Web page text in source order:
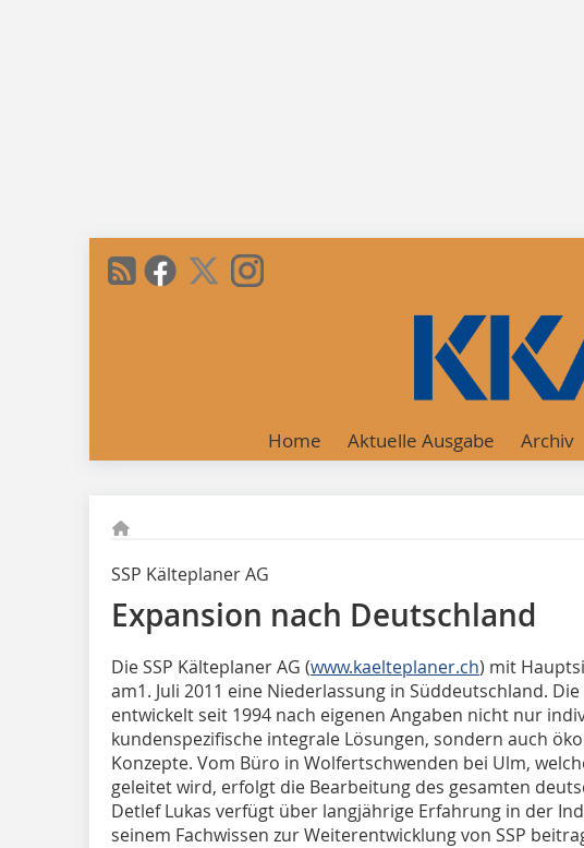
Home Aktuelle Ausgabe Archiv
SSP Kälteplaner AG
Expansion nach Deutschland
Die SSP Kälteplaner AG (www.kaelteplaner.ch) mit
am1. Juli 2011 eine Niederlassung in Süddeutschland. Die
entwickelt seit 1994 nach eigenen Angaben nicht nur
kundenspezifische integrale Lösungen, sondern auch
Konzepte. Vom Büro in Wolfertschwenden bei Ulm,
geleitet wird, erfolgt die Bearbeitung des gesamten
Detlef Lukas verfügt über langjährige Erfahrung in der
seinem Fachwissen zur Weiterentwicklung von SSP